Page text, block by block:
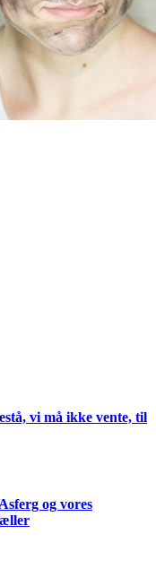
vi må ikke vente, til
og vores